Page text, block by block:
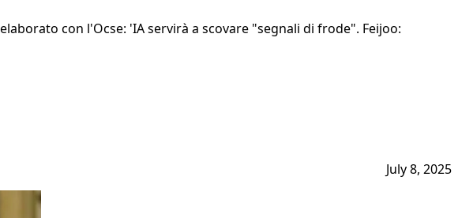
con l'Ocse: 'IA servirà a scovare "segnali di frode". Feijoo:
July 8, 2025